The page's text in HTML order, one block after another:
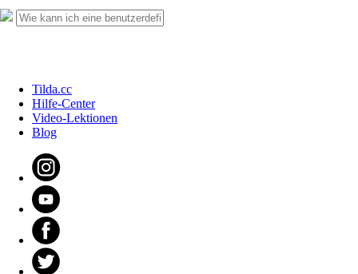
Tilda.cc
Hilfe-Center
Video-Lektionen
Blog